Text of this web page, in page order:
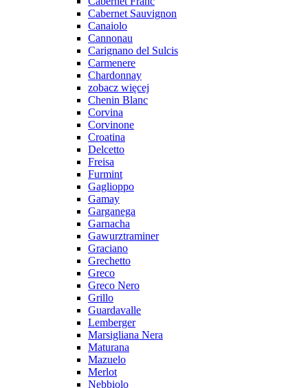
Cabernet Sauvignon
Canaiolo
Cannonau
Carignano del Sulcis
Carmenere
Chardonnay
zobacz więcej
Chenin Blanc
Corvina
Corvinone
Croatina
Delcetto
Freisa
Furmint
Gaglioppo
Gamay
Garganega
Garnacha
Gawurztraminer
Graciano
Grechetto
Greco
Greco Nero
Grillo
Guardavalle
Lemberger
Marsigliana Nera
Maturana
Mazuelo
Merlot
Nebbiolo